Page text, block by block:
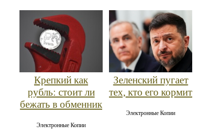
Крепкий как
рубль: стоит ли
бежать в обменник
Электронные Копии
Зеленский пугает
тех, кто его кормит
Электронные Копии